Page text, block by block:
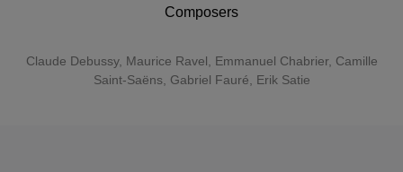
Composers
Claude Debussy, Maurice Ravel Emmanuel Chabrier, Camille
Saint-Saëns, Gabriel Fauré Erik Satie